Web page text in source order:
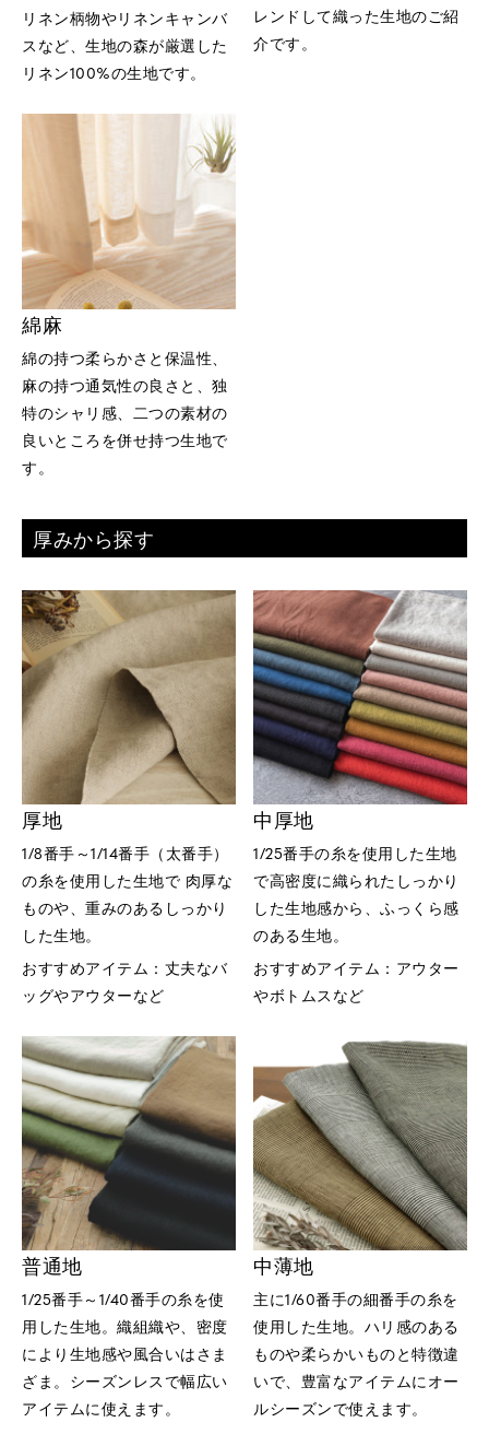
リネン柄物やリネンキャンバ
スなど、生地の森が厳選した
リネン100%の生地です。
レンドして織った生地のご紹
介です。
綿麻
綿の持つ柔らかさと保温性、
麻の持つ通気性の良さと、独
特のシャリ感、二つの素材の
良いところを併せ持つ生地で
す。
厚みから探す
厚地
1/8番手～1/14番手（太番手）
の糸を使用した生地で 肉厚な
ものや、重みのあるしっかり
した生地。
おすすめアイテム：丈夫なバ
ッグやアウターなど
中厚地
1/25番手の糸を使用した生地
で高密度に織られたしっかり
した生地感から、ふっくら感
のある生地。
おすすめアイテム：アウター
やボトムスなど
普通地
1/25番手～1/40番手の糸を使
用した生地。織組織や、密度
により生地感や風合いはさま
ざま。シーズンレスで幅広い
アイテムに使えます。
中薄地
主に1/60番手の細番手の糸を
使用した生地。ハリ感のある
ものや柔らかいものと特徴違
いで、豊富なアイテムにオー
ルシーズンで使えます。